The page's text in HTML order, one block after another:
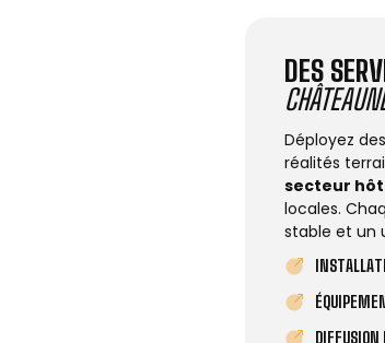
DES
Déployez
réalités
secteur
locales.
stable et un